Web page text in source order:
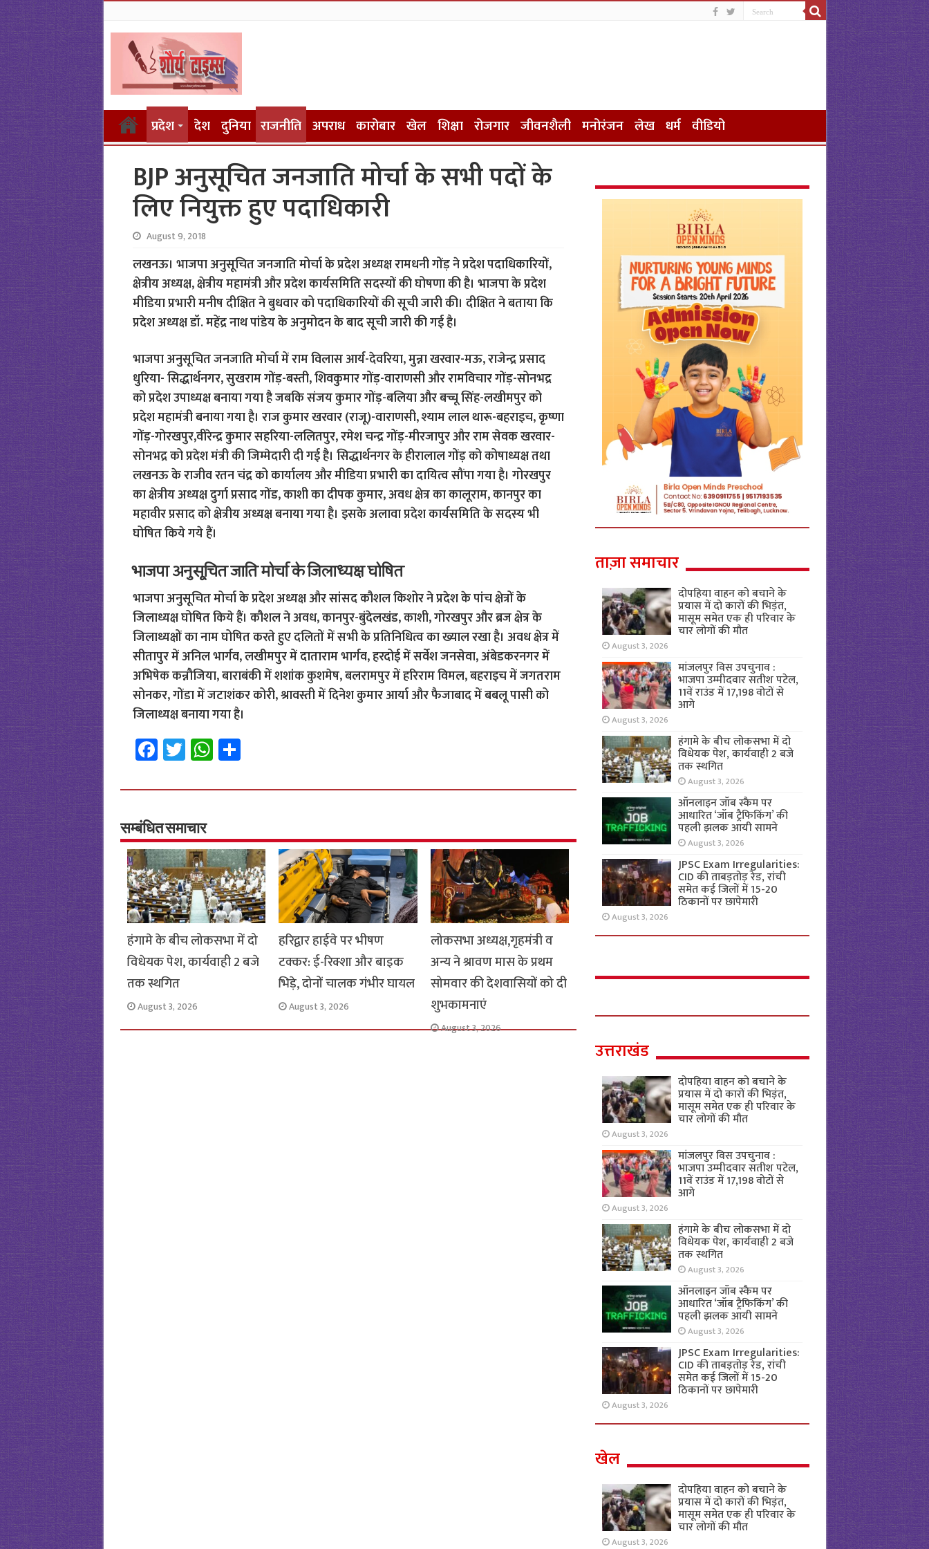
प्रदेश देश दुनिया राजनीति अपराध कारोबार खेल शिक्षा रोजगार जीवनशैली मनोरंजन लेख धर्म वीडियो
BJP अनुसूचित जनजाति मोर्चा के सभी पदों के
लिए नियुक्त हुए पदाधिकारी
August 9, 2018
लखनऊ। भाजपा अनुसूचित जनजाति मोर्चा के प्रदेश अध्यक्ष रामधनी गोंड़ ने प्रदेश पदाधिकारियों,
क्षेत्रीय अध्यक्ष, क्षेत्रीय महामंत्री और प्रदेश कार्यसमिति सदस्यों की घोषणा की है। भाजपा के प्रदेश
मीडिया प्रभारी मनीष दीक्षित ने बुधवार को पदाधिकारियों की सूची जारी की। दीक्षित ने बताया कि
प्रदेश अध्यक्ष डॉ. महेंद्र नाथ पांडेय के अनुमोदन के बाद सूची जारी की गई है।
भाजपा अनुसूचित जनजाति मोर्चा में राम विलास आर्य-देवरिया, मुन्ना खरवार-मऊ, राजेन्द्र प्रसाद
धुरिया- सिद्धार्थनगर, सुखराम गोंड़-बस्ती, शिवकुमार गोंड़-वाराणसी और रामविचार गोंड़-सोनभद्र
को प्रदेश उपाध्यक्ष बनाया गया है जबकि संजय कुमार गोंड़-बलिया और बच्चू सिंह-लखीमपुर को
प्रदेश महामंत्री बनाया गया है। राज कुमार खरवार (राजू)-वाराणसी, श्याम लाल थारू-बहराइच, कृष्णा
गोंड़-गोरखपुर,वीरेन्द्र कुमार सहरिया-ललितपुर, रमेश चन्द्र गोंड़-मीरजापुर और राम सेवक खरवार-
सोनभद्र को प्रदेश मंत्री की जिम्मेदारी दी गई है। सिद्धार्थनगर के हीरालाल गोंड़ को कोषाध्यक्ष तथा
लखनऊ के राजीव रतन चंद्र को कार्यालय और मीडिया प्रभारी का दायित्व सौंपा गया है। गोरखपुर
का क्षेत्रीय अध्यक्ष दुर्गा प्रसाद गोंड, काशी का दीपक कुमार, अवध क्षेत्र का कालूराम, कानपुर का
महावीर प्रसाद को क्षेत्रीय अध्यक्ष बनाया गया है। इसके अलावा प्रदेश कार्यसमिति के सदस्य भी
घोषित किये गये हैं।
भाजपा अनुसूचित जाति मोर्चा के जिलाध्यक्ष घोषित
भाजपा अनुसूचित मोर्चा के प्रदेश अध्यक्ष और सांसद कौशल किशोर ने प्रदेश के पांच क्षेत्रों के
जिलाध्यक्ष घोषित किये हैं। कौशल ने अवध, कानपुर-बुंदेलखंड, काशी, गोरखपुर और ब्रज क्षेत्र के
जिलाध्यक्षों का नाम घोषित करते हुए दलितों में सभी के प्रतिनिधित्व का ख्याल रखा है। अवध क्षेत्र में
सीतापुर में अनिल भार्गव, लखीमपुर में दाताराम भार्गव, हरदोई में सर्वेश जनसेवा, अंबेडकरनगर में
अभिषेक कन्नौजिया, बाराबंकी में शशांक कुशमेष, बलरामपुर में हरिराम विमल, बहराइच में जगतराम
सोनकर, गोंडा में जटाशंकर कोरी, श्रावस्ती में दिनेश कुमार आर्या और फैजाबाद में बबलू पासी को
जिलाध्यक्ष बनाया गया है।
Fa
ce
b
o
o
k
T
wi
tt
er
W
h
at
p
p
S
h
ar
सम्बंधित समाचार
हंगामे के बीच लोकसभा में दो
विधेयक पेश, कार्यवाही 2 बजे
तक स्थगित
August 3, 2026
हरिद्वार हाईवे पर भीषण
टक्कर: ई-रिक्शा और बाइक
भिड़े, दोनों चालक गंभीर घायल
August 3, 2026
लोकसभा अध्यक्ष,गृहमंत्री व
अन्य ने श्रावण मास के प्रथम
सोमवार की देशवासियों को दी
शुभकामनाएं
August 3, 2026
ताज़ा समाचार
दोपहिया वाहन को बचाने के
प्रयास में दो कारों की भिड़ंत,
मासूम समेत एक ही परिवार के
चार लोगों की मौत
August 3, 2026
मांजलपुर विस उपचुनाव :
भाजपा उम्मीदवार सतीश पटेल,
11वें राउंड में 17,198 वोटों से
आगे
August 3, 2026
हंगामे के बीच लोकसभा में दो
विधेयक पेश, कार्यवाही 2 बजे
तक स्थगित
August 3, 2026
ऑनलाइन जॉब स्कैम पर
आधारित ‘जॉब ट्रैफिकिंग’ की
पहली झलक आयी सामने
August 3, 2026
JPSC Exam Irregularities:
CID की ताबड़तोड़ रेड, रांची
समेत कई जिलों में 15-20
ठिकानों पर छापेमारी
August 3, 2026
उत्तराखंड
दोपहिया वाहन को बचाने के
प्रयास में दो कारों की भिड़ंत,
मासूम समेत एक ही परिवार के
चार लोगों की मौत
August 3, 2026
मांजलपुर विस उपचुनाव :
भाजपा उम्मीदवार सतीश पटेल,
11वें राउंड में 17,198 वोटों से
आगे
August 3, 2026
हंगामे के बीच लोकसभा में दो
विधेयक पेश, कार्यवाही 2 बजे
तक स्थगित
August 3, 2026
ऑनलाइन जॉब स्कैम पर
आधारित ‘जॉब ट्रैफिकिंग’ की
पहली झलक आयी सामने
August 3, 2026
JPSC Exam Irregularities:
CID की ताबड़तोड़ रेड, रांची
समेत कई जिलों में 15-20
ठिकानों पर छापेमारी
August 3, 2026
खेल
दोपहिया वाहन को बचाने के
प्रयास में दो कारों की भिड़ंत,
मासूम समेत एक ही परिवार के
चार लोगों की मौत
August 3, 2026